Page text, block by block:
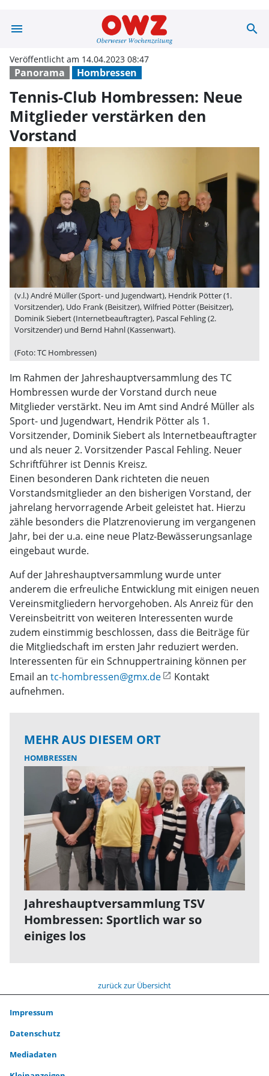
menu Tennis-Club search
Panorama Hombressen
Veröffentlicht am 14.04.2023 08:47
Tennis-Club Hombressen: Neue
Mitglieder verstärken den
Vorstand
(v.l.) André Müller (Sport- und Jugendwart), Hendrik Pötter (1.
Vorsitzender), Udo Frank (Beisitzer), Wilfried Pötter (Beisitzer),
Dominik Siebert (Internetbeauftragter), Pascal Fehling (2.
Vorsitzender) und Bernd Hahnl (Kassenwart).
(Foto: TC Hombressen)
Im Rahmen der Jahreshauptversammlung des TC
Hombressen wurde der Vorstand durch neue
Mitglieder verstärkt. Neu im Amt sind André Müller als
Sport- und Jugendwart, Hendrik Pötter als 1.
Vorsitzender, Dominik Siebert als Internetbeauftragter
und als neuer 2. Vorsitzender Pascal Fehling. Neuer
Schriftführer ist Dennis Kreisz.
Einen besonderen Dank richteten die neuen
Vorstandsmitglieder an den bisherigen Vorstand, der
jahrelang hervorragende Arbeit geleistet hat. Hierzu
zähle besonders die Platzrenovierung im vergangenen
Jahr, bei der u.a. eine neue Platz-Bewässerungsanlage
eingebaut wurde.
Auf der Jahreshauptversammlung wurde unter
anderem die erfreuliche Entwicklung mit einigen neuen
Vereinsmitgliedern hervorgehoben. Als Anreiz für den
Vereinsbeitritt von weiteren Interessenten wurde
zudem einstimmig beschlossen, dass die Beiträge für
die Mitgliedschaft im ersten Jahr reduziert werden.
Interessenten für ein Schnuppertraining können per
Email an tc-hombressen@gmx.de
Kontakt
aufnehmen.
MEHR AUS DIESEM ORT
HOMBRESSEN
Jahreshauptversammlung TSV
Hombressen: Sportlich war so
einiges los
zurück zur Übersicht
Impressum
Datenschutz
Mediadaten